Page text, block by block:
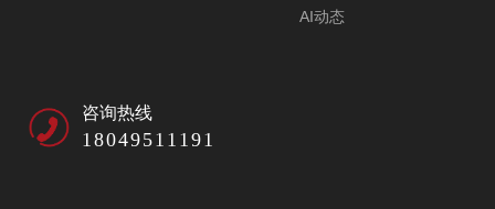
AI动态
咨询热线
18049511191